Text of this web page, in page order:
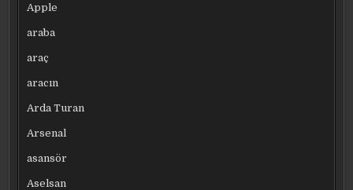
Apple
araba
araç
aracın
Arda Turan
Arsenal
asansör
Aselsan